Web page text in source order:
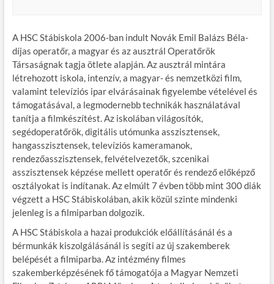
A HSC Stábiskola 2006-ban indult Novák Emil Balázs Béla-
díjas operatőr, a magyar és az ausztrál Operatőrök
Társaságnak tagja ötlete alapján. Az ausztrál mintára
létrehozott iskola, intenzív, a magyar- és nemzetközi film,
valamint televíziós ipar elvárásainak figyelembe vételével és
támogatásával, a legmodernebb technikák használatával
tanítja a filmkészítést. Az iskolában világosítók,
segédoperatőrök, digitális utómunka asszisztensek,
hangasszisztensek, televíziós kameramanok,
rendezőasszisztensek, felvételvezetők, szcenikai
asszisztensek képzése mellett operatőr és rendező előképző
osztályokat is indítanak. Az elmúlt 7 évben több mint 300 diák
végzett a HSC Stábiskolában, akik közül szinte mindenki
jelenleg is a filmiparban dolgozik.
A HSC Stábiskola a hazai produkciók előállításánál és a
bérmunkák kiszolgálásánál is segíti az új szakemberek
belépését a filmiparba. Az intézmény filmes
szakemberképzésének fő támogatója a Magyar Nemzeti